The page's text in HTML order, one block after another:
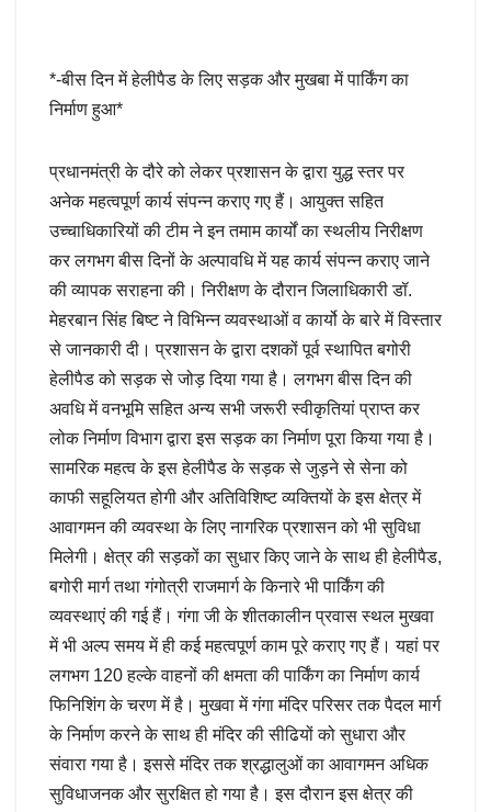
*-बीस दिन में हेलीपैड के लिए सड़क और मुखबा में पार्किंग का
निर्माण हुआ*
प्रधानमंत्री के दौरे को लेकर प्रशासन के द्वारा युद्ध स्तर पर
अनेक महत्वपूर्ण कार्य संपन्न कराए गए हैं। आयुक्त सहित
उच्चाधिकारियों की टीम ने इन तमाम कार्यों का स्थलीय निरीक्षण
कर लगभग बीस दिनों के अल्पावधि में यह कार्य संपन्न कराए जाने
की व्यापक सराहना की। निरीक्षण के दौरान जिलाधिकारी डॉ.
मेहरबान सिंह बिष्ट ने विभिन्न व्यवस्थाओं व कार्यो के बारे में विस्तार
से जानकारी दी। प्रशासन के द्वारा दशकों पूर्व स्थापित बगोरी
हेलीपैड को सड़क से जोड़ दिया गया है। लगभग बीस दिन की
अवधि में वनभूमि सहित अन्य सभी जरूरी स्वीकृतियां प्राप्त कर
लोक निर्माण विभाग द्वारा इस सड़क का निर्माण पूरा किया गया है।
सामरिक महत्व के इस हेलीपैड के सड़क से जुड़ने से सेना को
काफी सहूलियत होगी और अतिविशिष्ट व्यक्तियों के इस क्षेत्र में
आवागमन की व्यवस्था के लिए नागरिक प्रशासन को भी सुविधा
मिलेगी। क्षेत्र की सड़कों का सुधार किए जाने के साथ ही हेलीपैड,
बगोरी मार्ग तथा गंगोत्री राजमार्ग के किनारे भी पार्किंग की
व्यवस्थाएं की गई हैं। गंगा जी के शीतकालीन प्रवास स्थल मुखवा
में भी अल्प समय में ही कई महत्वपूर्ण काम पूरे कराए गए हैं। यहां पर
लगभग 120 हल्के वाहनों की क्षमता की पार्किंग का निर्माण कार्य
फिनिशिंग के चरण में है। मुखवा में गंगा मंदिर परिसर तक पैदल मार्ग
के निर्माण करने के साथ ही मंदिर की सीढियों को सुधारा और
संवारा गया है। इससे मंदिर तक श्रद्धालुओं का आवागमन अधिक
सुविधाजनक और सुरक्षित हो गया है। इस दौरान इस क्षेत्र की